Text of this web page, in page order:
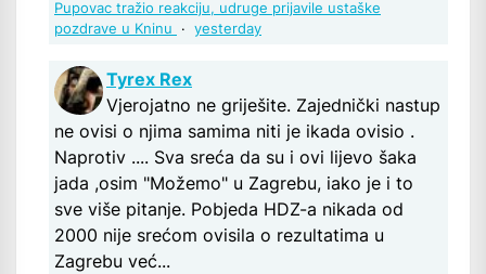
Pupovac tražio reakciju, udruge prijavile ustaške
pozdrave u Kninu
· yesterday
Tyrex Rex
Vjerojatno ne griješite. Zajednički nastup
ne ovisi o njima samima niti je ikada ovisio .
Naprotiv .... Sva sreća da su i ovi lijevo šaka
jada ,osim "Možemo" u Zagrebu, iako je i to
sve više pitanje. Pobjeda HDZ-a nikada od
2000 nije srećom ovisila o rezultatima u
Zagrebu već...